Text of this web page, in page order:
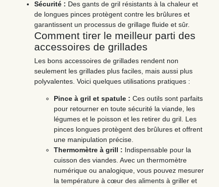
Sécurité : Des gants de gril résistants à la chaleur et
de longues pinces protègent contre les brûlures et
garantissent un processus de grillage fluide et sûr.
Comment tirer le meilleur parti des
accessoires de grillades
Les bons accessoires de grillades rendent non
seulement les grillades plus faciles, mais aussi plus
polyvalentes. Voici quelques utilisations pratiques :
Pince à gril et spatule : Ces outils sont parfaits
pour retourner en toute sécurité la viande, les
légumes et le poisson et les retirer du gril. Les
pinces longues protègent des brûlures et offrent
une manipulation précise.
Thermomètre à grill : Indispensable pour la
cuisson des viandes. Avec un thermomètre
numérique ou analogique, vous pouvez mesurer
la température à cœur des aliments à griller et